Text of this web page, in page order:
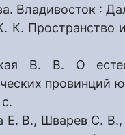
Владивосток :
К. Пространство
В. В. О
провинций
Е. В., Шварев С.